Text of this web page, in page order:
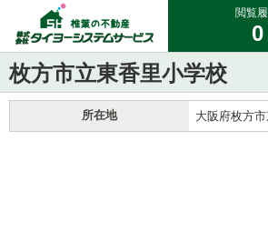
閲覧
0
枚方市立東香里小学校
所在地 大阪府枚方